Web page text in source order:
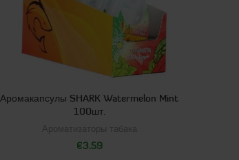
Аромакапсулы SHARK Watermelon Mint
100шт.
€3.59